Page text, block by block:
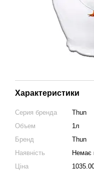
Характеристики
Серия бренда
Thun
Объем
1л
Бренд
Thun
Наявність
Немає
Ціна